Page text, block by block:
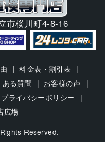
市桜川町4-8-16
料金表・割引表
ある質問
お客様の声
プライバシーポリシー
広場
Reserved.